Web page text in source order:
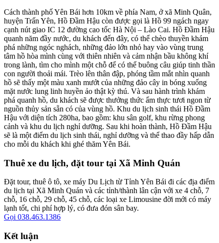
Cách thành phố Yên Bái hơn 10km về phía Nam, ở xã Minh Quân,
huyện Trấn Yên, Hồ Đầm Hậu còn được gọi là Hồ 99 ngách ngay
cạnh nút giao IC 12 đường cao tốc Hà Nội – Lào Cai. Hồ Đầm Hậu
quanh năm đầy nước, du khách đến đây, có thể chèo thuyền khám
phá những ngóc nghách, những đảo lớn nhỏ hay vào vùng trung
tâm hồ hòa mình cùng với thiên nhiên và cảm nhận bầu không khí
trong lành, tìm cho mình một chỗ để có thể buông câu giúp tinh thần
con người thoải mái. Trèo lên thân đập, phóng tầm mắt nhìn quanh
hồ sẽ thấy một màu xanh mướt của những đảo cây in bóng xuống
mặt nước lung linh huyền ảo thật kỳ thú. Và sau hành trình khám
phá quanh hồ, du khách sẽ được thưởng thức ẩm thực tươi ngon từ
nguồn thủy sản sẵn có của vùng hồ. Khu du lịch sinh thái Hồ Đầm
Hậu với diện tích 280ha, bao gồm: khu sân golf, khu rừng phong
cảnh và khu du lịch nghỉ dưỡng. Sau khi hoàn thành, Hồ Đầm Hậu
sẽ là một điểm du lịch sinh thái, nghỉ dưỡng và thể thao đầy hấp dẫn
cho mỗi du khách khi ghé thăm Yên Bái.
Thuê xe du lịch, đặt tour tại Xã Minh Quán
Đặt tour, thuê ô tô, xe máy Du Lịch từ Tỉnh Yên Bái đi các địa điểm
du lịch tại Xã Minh Quán và các tỉnh/thành lân cận với xe 4 chỗ, 7
chỗ, 16 chỗ, 29 chỗ, 45 chỗ, các loại xe Limousine đời mới có máy
lạnh tốt, chi phí hợp lý, có đưa đón sân bay.
Gọi 038.463.1386
Kết luận